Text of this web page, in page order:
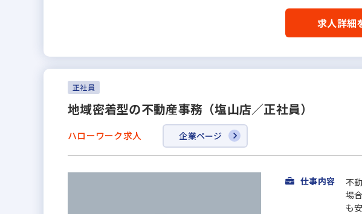
求人詳細
正社員
地域密着型の不動産事務（塩山店／正社員）
ハローワーク求人 企業ページ
仕事内容
不
場
も